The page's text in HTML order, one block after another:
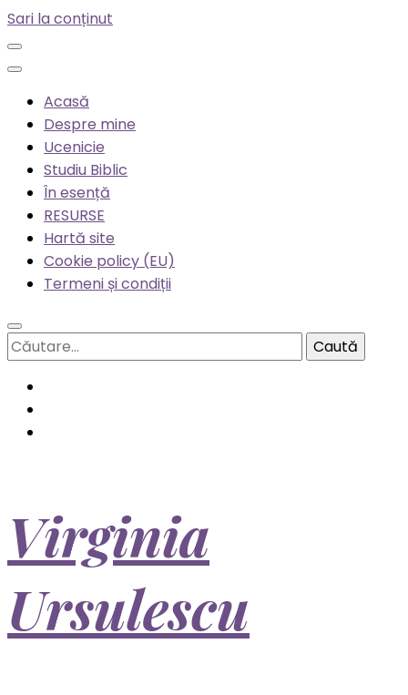
Sari la conținut
Acasă
Despre mine
Ucenicie
Studiu Biblic
În esență
RESURSE
Hartă site
Cookie policy (EU)
Termeni și condiții
Caută
după:
Virginia
Ursulescu